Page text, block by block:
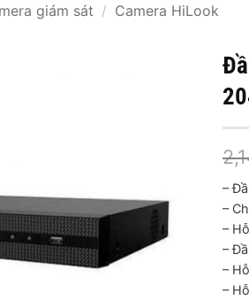
giám sát / Camera HiLook
–
–
–
–
–
–